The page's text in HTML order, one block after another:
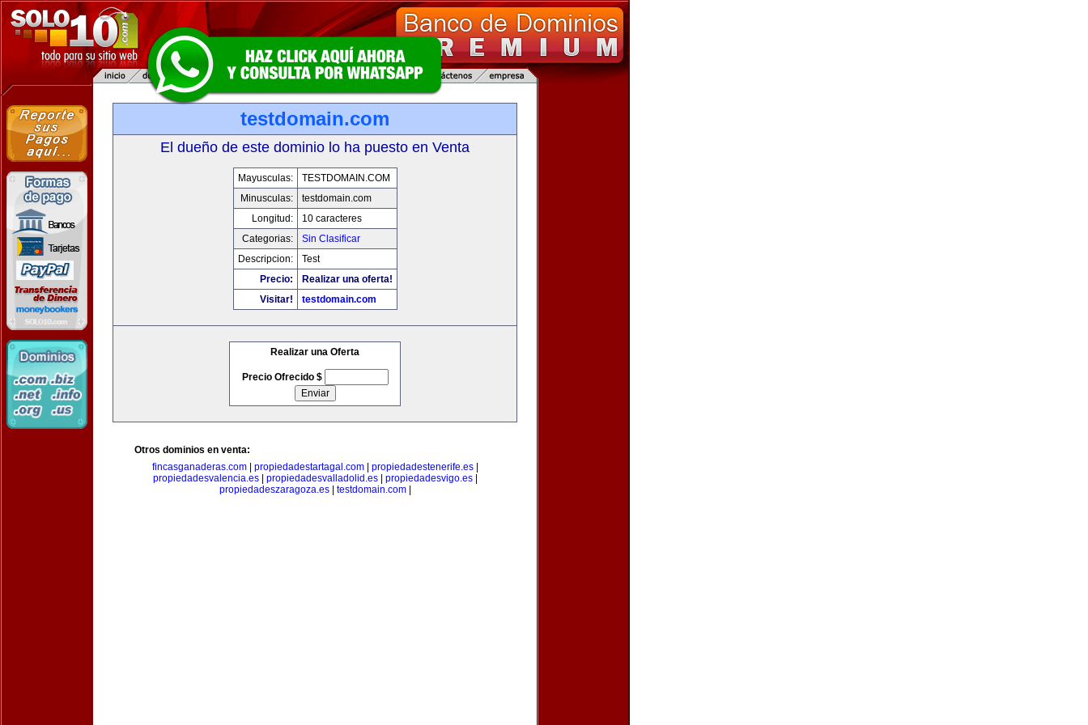
testdomain.com
El dueño de este dominio lo ha puesto en Venta
Mayusculas:
TESTDOMAIN.COM
Minusculas:
testdomain.com
Longitud:
10 caracteres
Categorias:
Sin Clasificar
Descripcion:
Test
Precio:
Realizar una oferta!
Visitar!
testdomain.com
Realizar una Oferta
Precio Ofrecido $
Otros dominios en venta:
fincasganaderas.com| propiedadestartagal.com| propiedadestenerife.es|
propiedadesvalencia.es| propiedadesvalladolid.es| propiedadesvigo.es|
propiedadeszaragoza.es| testdomain.com|